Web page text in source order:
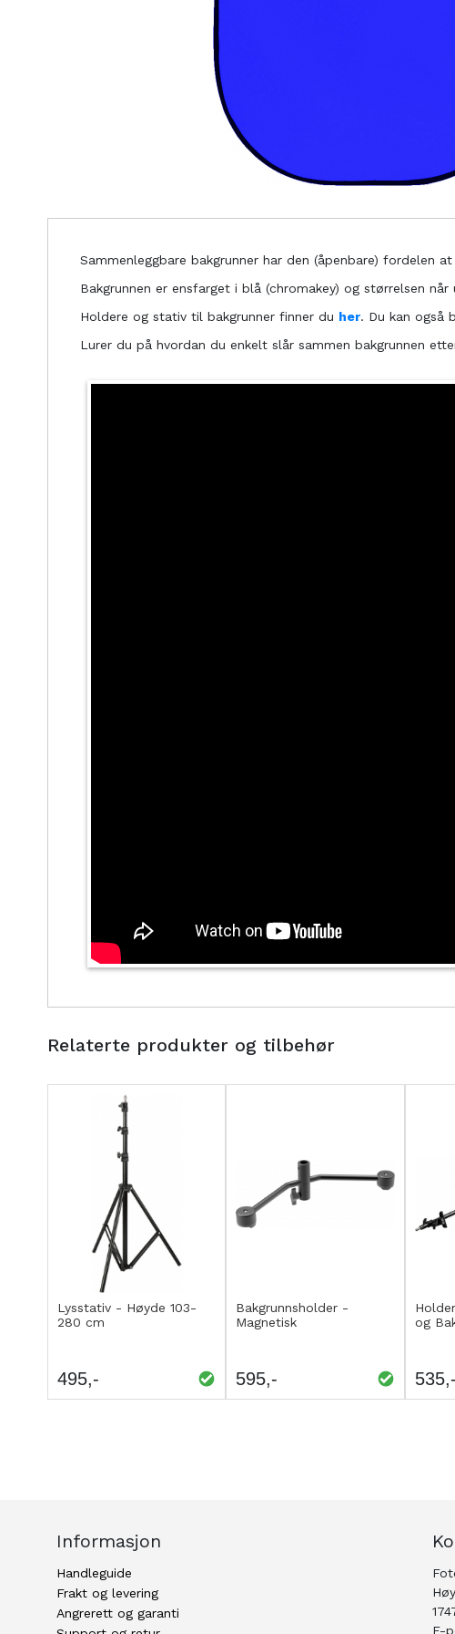
Sammenleggbare bakgrunner har den (åpenbare)
Bakgrunnen er ensfarget i blå (chromakey) og størrelsen
Holdere og stativ til bakgrunner finner du her. Du kan også
Lurer du på hvordan du enkelt slår sammen bakgrunnen
Relaterte produkter og tilbehør
Lysstativ - Høyde 103-
280 cm
Kjøp
LEGG
495
Bakgrunnsholder -
Magnetisk
Kjøp
LEGG
595
og
535
Informasjon
Handleguide
Frakt og levering
Angrerett og garanti
E-